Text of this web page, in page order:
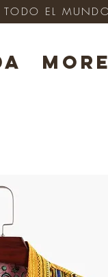
TODO EL